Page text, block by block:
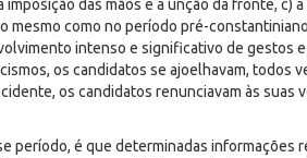
imposição das mãos e a unção da fronte, c)
mesmo como no período pré-
intenso e significativo de gestos
os candidatos se ajoelhavam, todos
os candidatos renunciavam às suas
período, é que determinadas informações